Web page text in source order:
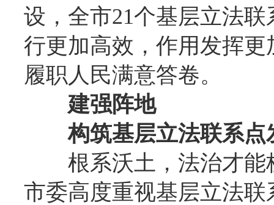
设，全市21个基层立法
行更加高效，作用发挥
履职人民满意答卷。
建强阵地
构筑基层立法联系点
根系沃土，法治才
市委高度重视基层立法